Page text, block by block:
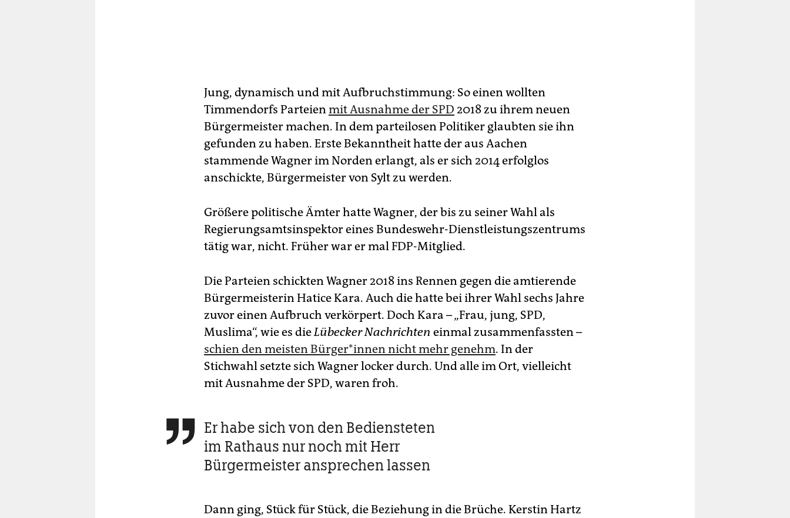
Jung, dynamisch und mit Aufbruchstimmung: So einen wollten
Timmendorfs Parteienmit Ausnahme der SPD 2018 zu ihrem neuen
Bürgermeister machen. In dem parteilosen Politiker glaubten sie ihn
gefunden zu haben. Erste Bekanntheit hatte der aus Aachen
stammende Wagner im Norden erlangt, als er sich 2014 erfolglos
anschickte, Bürgermeister von Sylt zu werden.
Größere politische Ämter hatte Wagner, der bis zu seiner Wahl als
Regierungsamtsinspektor eines Bundeswehr-Dienstleistungszentrums
tätig war, nicht. Früher war er mal FDP-Mitglied.
Die Parteien schickten Wagner 2018 ins Rennen gegen die amtierende
Bürgermeisterin Hatice Kara. Auch die hatte bei ihrer Wahl sechs Jahre
zuvor einen Aufbruch verkörpert. Doch Kara – „Frau, jung, SPD,
Muslima“, wie es dieLübecker Nachrichten einmal zusammenfassten –
schien den meisten Bürger*innen nicht mehr genehm. In der
Stichwahl setzte sich Wagner locker durch. Und alle im Ort, vielleicht
mit Ausnahme der SPD, waren froh.
 Er habe sich von den Bediensteten
im Rathaus nur noch mit Herr
Bürgermeister ansprechen lassen
Dann ging, Stück für Stück, die Beziehung in die Brüche. Kerstin Hartz